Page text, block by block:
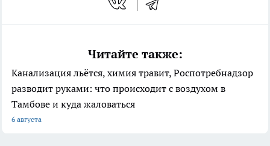
Читайте также:
Канализация льётся, химия травит, Роспотребнадзор
разводит руками: что происходит с воздухом в
Тамбове и куда жаловаться
6 августа